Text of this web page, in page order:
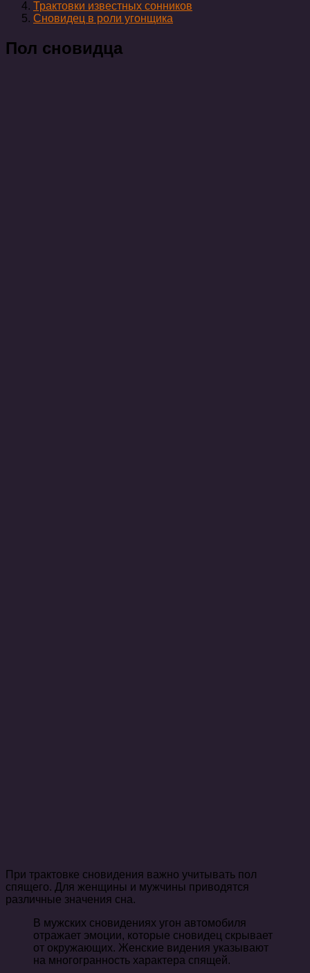
Трактовки известных сонников
Сновидец в роли угонщика
Пол сновидца
При трактовке сновидения важно учитывать пол
спящего. Для женщины и мужчины приводятся
различные значения сна.
В мужских сновидениях угон автомобиля
отражает эмоции, которые сновидец скрывает
от окружающих. Женские видения указывают
на многогранность характера спящей.